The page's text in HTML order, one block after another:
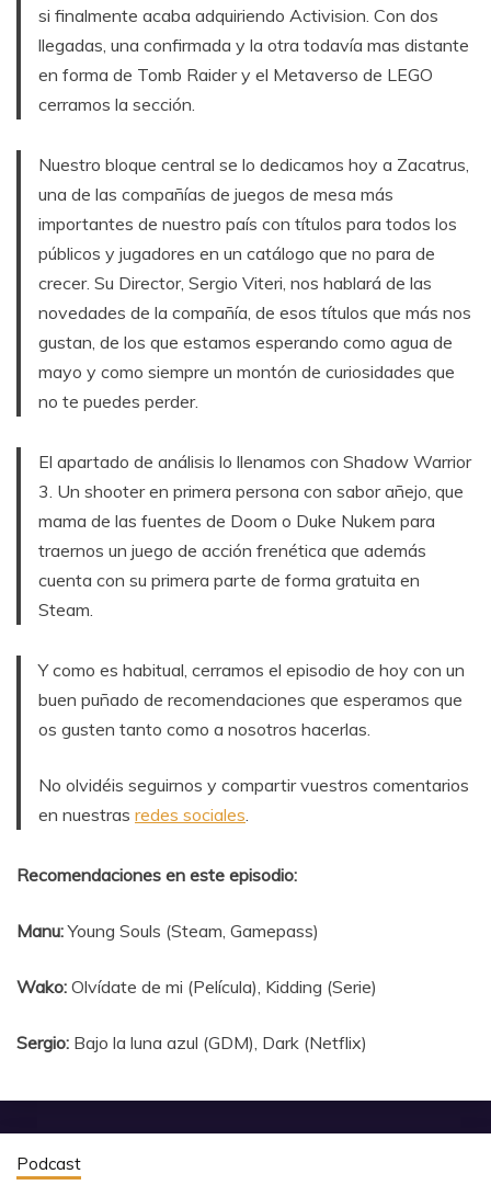
si finalmente acaba adquiriendo Activision. Con dos
llegadas, una confirmada y la otra todavía mas distante
en forma de Tomb Raider y el Metaverso de LEGO
cerramos la sección.
Nuestro bloque central se lo dedicamos hoy a Zacatrus,
una de las compañías de juegos de mesa más
importantes de nuestro país con títulos para todos los
públicos y jugadores en un catálogo que no para de
crecer. Su Director, Sergio Viteri, nos hablará de las
novedades de la compañía, de esos títulos que más nos
gustan, de los que estamos esperando como agua de
mayo y como siempre un montón de curiosidades que
no te puedes perder.
El apartado de análisis lo llenamos con Shadow Warrior
3. Un shooter en primera persona con sabor añejo, que
mama de las fuentes de Doom o Duke Nukem para
traernos un juego de acción frenética que además
cuenta con su primera parte de forma gratuita en
Steam.
Y como es habitual, cerramos el episodio de hoy con un
buen puñado de recomendaciones que esperamos que
os gusten tanto como a nosotros hacerlas.
No olvidéis seguirnos y compartir vuestros comentarios
en nuestras redes sociales
Recomendaciones en este episodio:
Manu:Young Souls (Steam, Gamepass)
Wako: Olvídate de mi (Película), Kidding (Serie)
Sergio: Bajo la luna azul (GDM), Dark (Netflix)
Podcast